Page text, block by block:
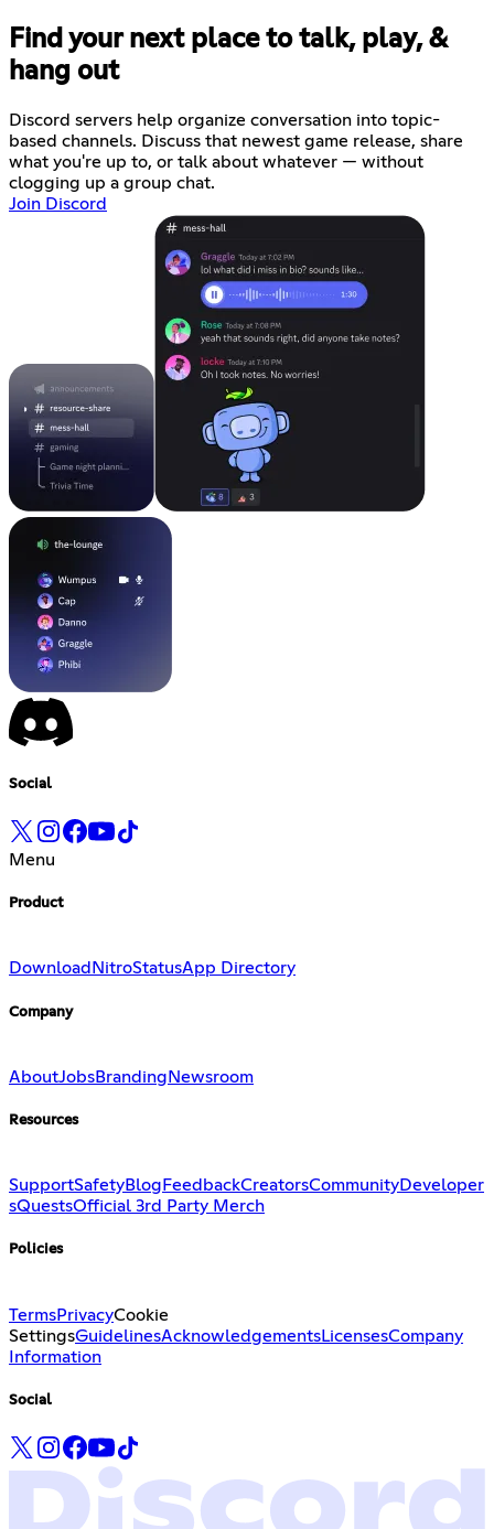
Find your next place to talk, play, &
hang out
Discord servers help organize conversation into topic-
based channels. Discuss that newest game release, share
what you're up to, or talk about whatever — without
clogging up a group chat.
Join Discord
Social
Menu
Product
Download NitroStatusApp Directory
Company
AboutJobsBranding Newsroom
Resources
SupportSafetyBlog FeedbackCreatorsCommunityDeveloper
sQuestsOfficial 3rd Party Merch
Policies
TermsPrivacyCookie
SettingsGuidelinesAcknowledgementsLicensesCompany
Information
Social